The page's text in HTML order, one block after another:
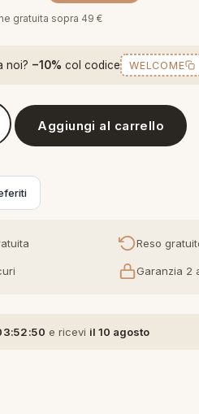
gratuita sopra 49 €
noi? −10% col codice WELCOME
Arredo in Cotone Nido
Aggiungi al carrello
Reso
Garanzia 2
e ricevi il 10 agosto